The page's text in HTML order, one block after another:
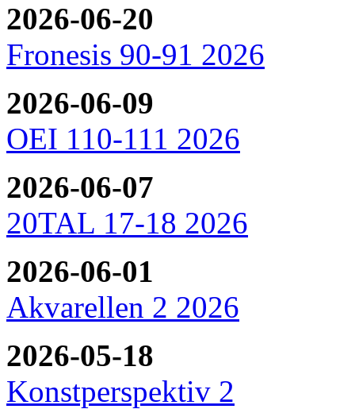
2026-06-20
Fronesis 90-91 2026
2026-06-09
OEI 110-111 2026
2026-06-07
20TAL 17-18 2026
2026-06-01
Akvarellen 2 2026
2026-05-18
Konstperspektiv 2